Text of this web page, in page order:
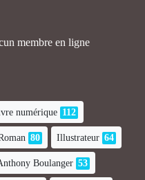
membre en ligne
numérique 112
80 Illustrateur 64
Boulanger 53